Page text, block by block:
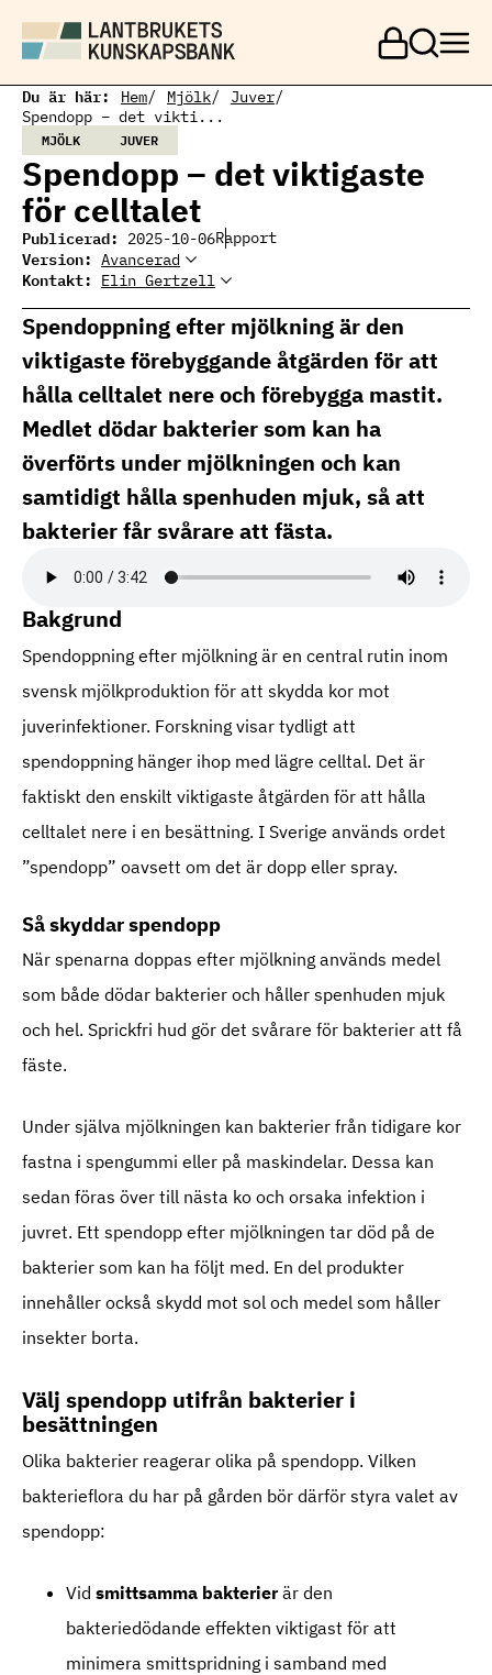
a
Du är här: Hem Mjölk
Juver
Spendopp – det vikti...
MJÖLK JUVER
Spendopp – det viktigaste
för celltalet
Publicerad: 2025-10-06Rapport
Version: Avancerad
Kontakt: Elin Gertzell
Elin Gertzell
mjölkproduktion
elin.gertzell@ri.se
010 516 57 74
mjölkproduktion
Spendoppning efter mjölkning är den
viktigaste förebyggande åtgärden för att
hålla celltalet nere och förebygga mastit.
Medlet dödar bakterier som kan ha
överförts under mjölkningen och kan
samtidigt hålla spenhuden mjuk, så att
bakterier får svårare att fästa.
Bakgrund
Spendoppning efter mjölkning är en central rutin inom
svensk mjölkproduktion för att skydda kor mot
juverinfektioner. Forskning visar tydligt att
spendoppning hänger ihop med lägre celltal. Det är
faktiskt den enskilt viktigaste åtgärden för att hålla
celltalet nere i en besättning. I Sverige används ordet
”spendopp” oavsett om det är dopp eller spray.
Så skyddar spendopp
När spenarna doppas efter mjölkning används medel
som både dödar bakterier och håller spenhuden mjuk
och hel. Sprickfri hud gör det svårare för bakterier att få
fäste.
Under själva mjölkningen kan bakterier från tidigare kor
fastna i spengummi eller på maskindelar. Dessa kan
sedan föras över till nästa ko och orsaka infektion i
juvret. Ett spendopp efter mjölkningen tar död på de
bakterier som kan ha följt med. En del produkter
innehåller också skydd mot sol och medel som håller
insekter borta.
Välj spendopp utifrån bakterier i
besättningen
Olika bakterier reagerar olika på spendopp. Vilken
bakterieflora du har på gården bör därför styra valet av
spendopp:
Vid smittsamma bakterierär den
bakteriedödande effekten viktigast för att
minimera smittspridning i samband med